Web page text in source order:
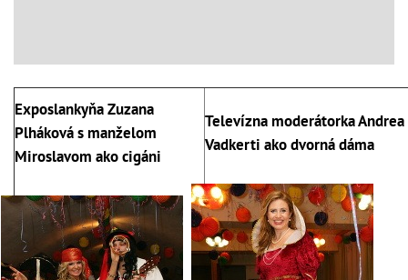
ExposlankyňaZuzana
Plháková s manželom
Miroslavom ako cigáni
Televízna moderátorka Andrea
Vadkerti ako dvorná dáma